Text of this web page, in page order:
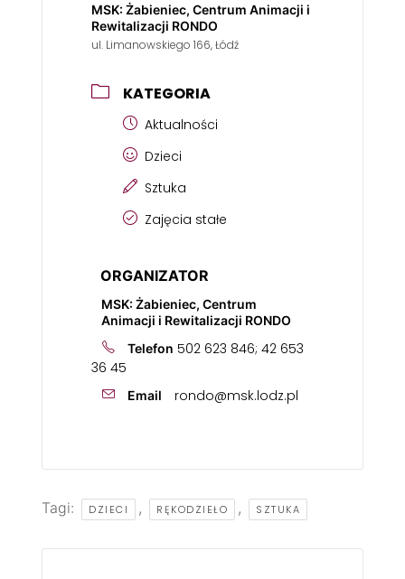
MSK: Żabieniec, Centrum Animacji i
Rewitalizacji RONDO
ul. Limanowskiego 166, Łódź
KATEGORIA
Aktualności
Dzieci
Sztuka
Zajęcia stałe
ORGANIZATOR
MSK: Żabieniec, Centrum
Animacji i Rewitalizacji RONDO
Telefon 502 623 846; 42 653
36 45
Email rondo@msk.lodz.pl
Tagi: DZIECI , RĘKODZIEŁO , SZTUKA